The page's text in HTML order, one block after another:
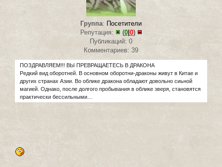
Группа: Посетители
Репутация:
(0| 0)
Публикаций: 0
Комментариев: 39
ПОЗДРАВЛЯЕМ!!! ВЫ ПРЕВРАЩАЕТЕСЬ В ДРАКОНА
Редкий вид оборотней. В основном оборотни-драконы живут в Китае и
других странах Азии. Во облике дракона обладают довольно сиьной
магией. Однако, после долгого пробывания в облике зверя, становятся
практически бессильными…